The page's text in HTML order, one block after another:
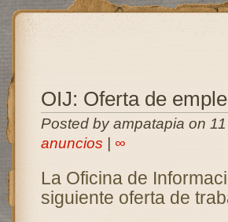
OIJ: Oferta de
Posted by ampatapia on
anuncios
∞
La Oficina de
siguiente oferta de